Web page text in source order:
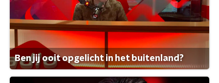
Ben jij ooit opgelicht in het buitenland?